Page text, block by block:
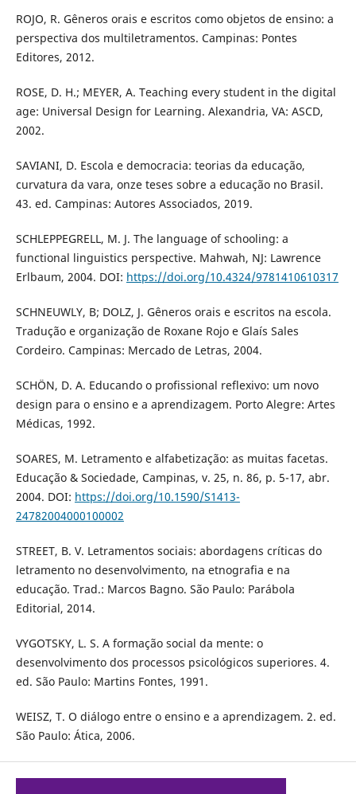
ROJO, R. Gêneros orais e escritos como objetos de ensino: a
perspectiva dos multiletramentos. Campinas: Pontes
Editores, 2012.
ROSE, D. H.; MEYER, A. Teaching every student in the digital
age: Universal Design for Learning. Alexandria, VA: ASCD,
2002.
SAVIANI, D. Escola e democracia: teorias da educação,
curvatura da vara, onze teses sobre a educação no Brasil.
43. ed. Campinas: Autores Associados, 2019.
SCHLEPPEGRELL, M. J. The language of schooling: a
functional linguistics perspective. Mahwah, NJ: Lawrence
Erlbaum, 2004. DOI: https://doi.org/10.4324/9781410610317
SCHNEUWLY, B; DOLZ, J. Gêneros orais e escritos na escola.
Tradução e organização de Roxane Rojo e Glaís Sales
Cordeiro. Campinas: Mercado de Letras, 2004.
SCHÖN, D. A. Educando o profissional reflexivo: um novo
design para o ensino e a aprendizagem. Porto Alegre: Artes
Médicas, 1992.
SOARES, M. Letramento e alfabetização: as muitas facetas.
Educação & Sociedade, Campinas, v. 25, n. 86, p. 5-17, abr.
2004. DOI: https://doi.org/10.1590/S1413-
24782004000100002
STREET, B. V. Letramentos sociais: abordagens críticas do
letramento no desenvolvimento, na etnografia e na
educação. Trad.: Marcos Bagno. São Paulo: Parábola
Editorial, 2014.
VYGOTSKY, L. S. A formação social da mente: o
desenvolvimento dos processos psicológicos superiores. 4.
ed. São Paulo: Martins Fontes, 1991.
WEISZ, T. O diálogo entre o ensino e a aprendizagem. 2. ed.
São Paulo: Ática, 2006.